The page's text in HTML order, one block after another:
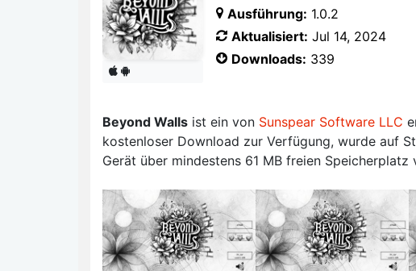
Ausführung: 1.0.2
Aktualisiert: Jul 14, 2024
Downloads: 339
Beyond Walls ist ein von Sunspear Software LLC
kostenloser Download zur Verfügung, wurde auf
Gerät über mindestens 61 MB freien